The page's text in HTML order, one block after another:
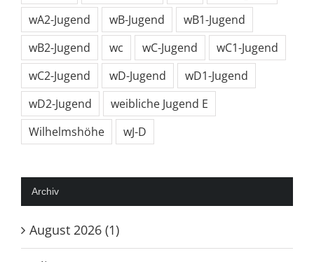
wA2-Jugend
wB-Jugend
wB1-Jugend
wB2-Jugend
wc wC-Jugend
wC1-Jugend
wC2-Jugend
wD-Jugend
wD1-Jugend
wD2-Jugend
weibliche Jugend E
Wilhelmshöhe
wJ-D
Archiv
August 2026 (1)